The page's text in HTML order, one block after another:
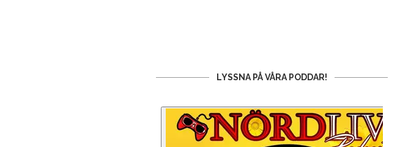
LYSSNA PÅ VÅRA PODDAR!